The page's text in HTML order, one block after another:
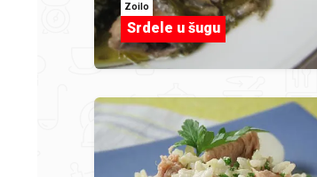
Zoilo
Srdele u šugu